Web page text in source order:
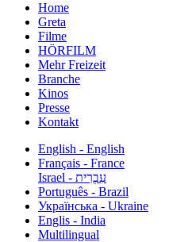
Home
Greta
Filme
HÖRFILM
Mehr Freizeit
Branche
Kinos
Presse
Kontakt
English - English
Français - France
עִבְרִית - Israel
Português - Brazil
Українська - Ukraine
Englis - India
Multilingual